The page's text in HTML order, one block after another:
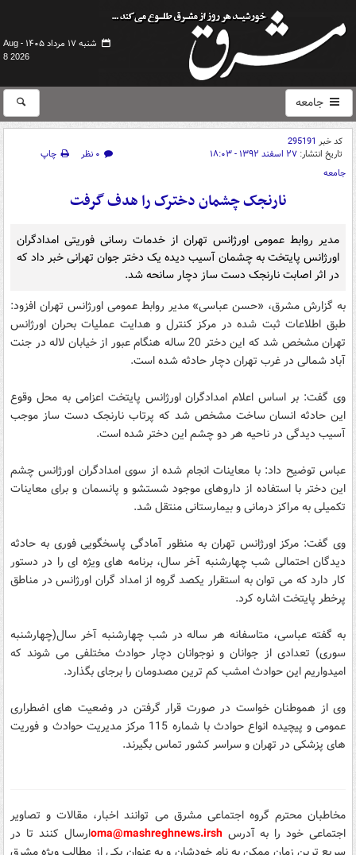
شنبه ۱۷ مرداد ۱۴۰۵ -
Aug
8 2026
جامعه
کد خبر 295191
تاریخ انتشار: ۲۷ اسفند ۱۳۹۲ - ۱۸:۰۳ ۰ نظر
چاپ
جامعه
نارنجک چشمان دخترک را هدف گرفت
مدیر روابط عمومی اورژانس تهران از خدمات رسانی فوریتی امدادگران
اورژانس پایتخت به چشمان آسیب دیده یک دختر جوان تهرانی خبر داد که
در اثر اصابت نارنجک دست ساز دچار سانحه شد.
به گزارش مشرق، «حسن عباسی» مدیر روابط عمومی اورژانس تهران افزود:
طبق اطلاعات ثبت شده در مرکز کنترل و هدایت عملیات بحران اورژانس
تهران مشخص شد که این دختر 20 ساله هنگام عبور از خیابان لاله در جنت
آباد شمالی در غرب تهران دچار حادثه شده است.
وی گفت: بر اساس اعلام امدادگران اورژانس پایتخت اعزامی به محل وقوع
این حادثه انسان ساخت مشخص شد که پرتاب نارنجک دست ساز موجب
آسیب دیدگی در ناحیه هر دو چشم این دختر شده است.
عباس توضیح داد: با معاینات انجام شده از سوی امدادگران اورژانس چشم
این دختر با استفاده از داروهای موجود شستشو و پانسمان و برای معاینات
تکمیلی به مراکز درمانی و بیمارستانی منتقل شد.
وی گفت: مرکز اورژانس تهران به منظور آمادگی پاسخگویی فوری به حادثه
دیدگان احتمالی شب چهارشنبه آخر سال، برنامه های ویژه ای را در دستور
کار دارد که می توان به استقرار یکصد گروه از امداد گران اورژانس در مناطق
پرخطر پایتخت اشاره کرد.
به گفته عباسی، متاسفانه هر ساله در شب چهارشنبه آخر سال(چهارشنبه
سوری) تعدادی از جوانان و نوجوانان دچار حوادث مختلفی می شوند که
امیدواریم این حوادث امشب کم ترین مصدومان را برجای بگذارد.
وی از هموطنان خواست در صورت قرار گرفتن در وضعیت های اضطراری
عمومی و پیچیده انواع حوادث با شماره 115 مرکز مدیریت حوادث و فوریت
های پزشکی در تهران و سراسر کشور تماس بگیرند.
مخاطبان محترم گروه اجتماعی مشرق می توانند اخبار، مقالات و تصاویر
اجتماعی خود را به آدرسsh
oma@mashreghnews.irارسال کنند تا در